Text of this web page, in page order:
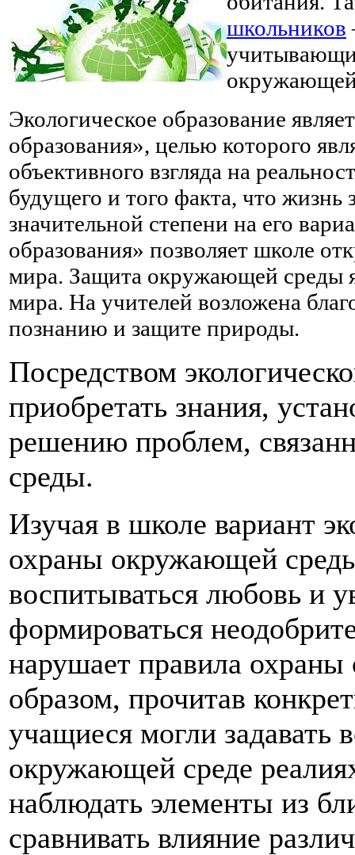
школьников
окружающей
Экологическое образование
образования», целью которого
объективного взгляда на
будущего и того факта, что жизнь
значительной степени на его
образования» позволяет школе
мира. Защита окружающей среды
мира. На учителей возложена
познанию и защите природы.
Посредством
приобретать знания,
решению проблем,
среды.
Изучая в школе вариант
охраны окружающей
воспитываться любовь и
формироваться
нарушает правила
образом, прочитав
учащиеся могли
окружающей среде
наблюдать элементы из
сравнивать влияние